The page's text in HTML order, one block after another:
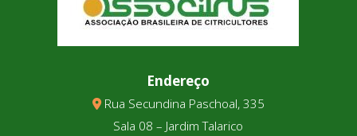
Endereço
Rua Secundina Paschoal, 335
Sala 08 – Jardim Talarico